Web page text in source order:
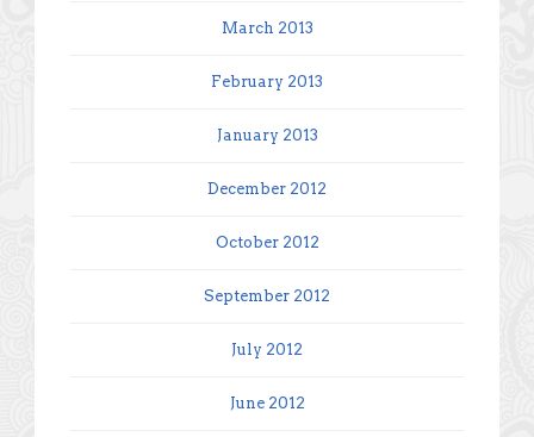
March 2013
February 2013
January 2013
December 2012
October 2012
September 2012
July 2012
June 2012